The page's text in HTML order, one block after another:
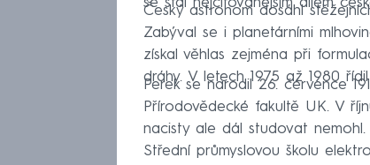
se stal nejcitovanějším dílem
Český astronom dosáhl
Zabýval se i planetárními
získal věhlas zejména při
dráhy. V letech 1975 až 1980
Perek se narodil 26. července
Přírodovědecké fakultě UK. V
nacisty ale dál studovat
Střední průmyslovou školu